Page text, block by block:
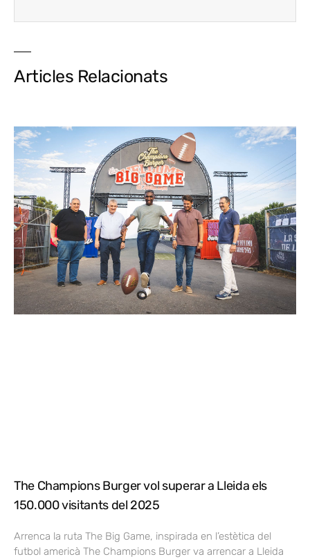
Articles Relacionats
The Champions Burger vol superar a Lleida els
150.000 visitants del 2025
Arrenca la ruta The Big Game, inspirada en l’estètica del
futbol americà The Champions Burger va arrencar a Lleida